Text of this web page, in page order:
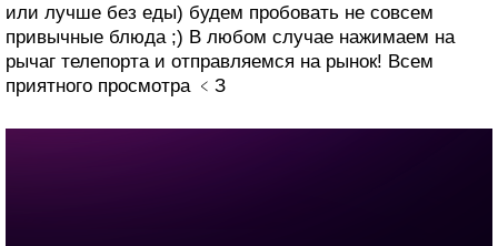
или лучше без еды) будем пробовать не совсем
привычные блюда ;) В любом случае нажимаем на
рычаг телепорта и отправляемся на рынок! Всем
приятного просмотра ﹤З